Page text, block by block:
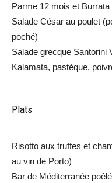
Parme 12 mois et
Salade César au poulet
poché)
Salade grecque Santorini
Kalamata, pastèque,
Plats
Risotto aux truffes et
au vin de Porto)
Bar de Méditerranée